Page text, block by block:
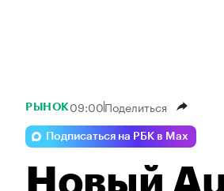
РЫНОК 09:00Поделиться
Подписаться на РБК в Max
Новый